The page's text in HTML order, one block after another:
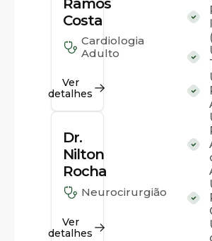
Ramos
Costa
Cardiologia
Adulto
Ver
detalhes
Dr.
Nilton
Rocha
Neurocirurgião
Ver
detalhes